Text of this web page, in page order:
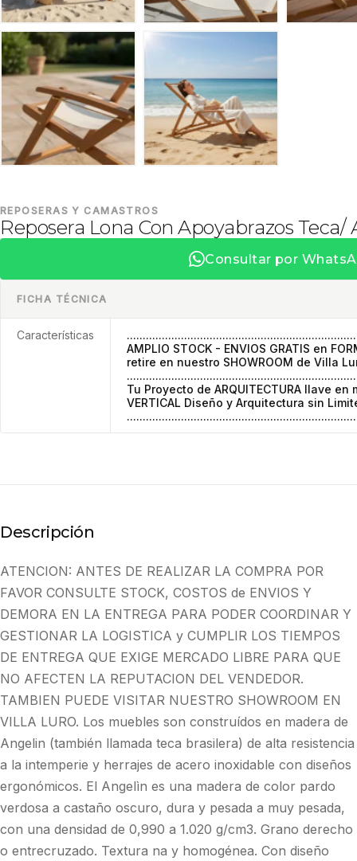
REPOSERAS Y CAMASTROS
Reposera Lona Con Apoyabrazos
Consultar por
FICHA TÉCNICA
Características
AMPLIO STOCK - ENVIOS GRATIS en
retire en nuestro SHOWROOM de Villa
Tu Proyecto de ARQUITECTURA llave en
VERTICAL Diseño y Arquitectura sin
Descripción
ATENCION: ANTES DE REALIZAR LA COMPRA POR
FAVOR CONSULTE STOCK, COSTOS de ENVIOS Y
DEMORA EN LA ENTREGA PARA PODER COORDINAR Y
GESTIONAR LA LOGISTICA y CUMPLIR LOS TIEMPOS
DE ENTREGA QUE EXIGE MERCADO LIBRE PARA QUE
NO AFECTEN LA REPUTACION DEL VENDEDOR.
TAMBIEN PUEDE VISITAR NUESTRO SHOWROOM EN
VILLA LURO. Los muebles son construídos en madera de
Angelin (también llamada teca brasilera) de alta resistencia
a la intemperie y herrajes de acero inoxidable con diseños
ergonómicos. El Angelìn es una madera de color pardo
verdosa a castaño oscuro, dura y pesada a muy pesada,
con una densidad de 0,990 a 1.020 g/cm3. Grano derecho
o entrecruzado. Textura na y homogénea. Con diseño